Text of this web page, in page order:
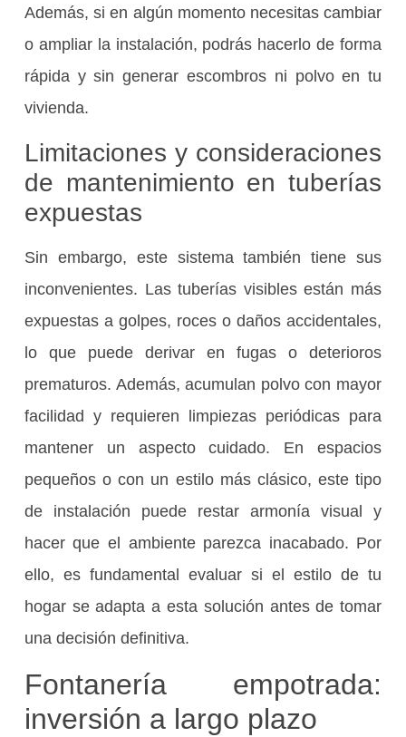
Además, si en algún momento necesitas cambiar
o ampliar la instalación, podrás hacerlo de forma
rápida y sin generar escombros ni polvo en tu
vivienda.
Limitaciones y consideraciones
de mantenimiento en tuberías
expuestas
Sin embargo, este sistema también tiene sus
inconvenientes. Las tuberías visibles están más
expuestas a golpes, roces o daños accidentales,
lo que puede derivar en fugas o deterioros
prematuros. Además, acumulan polvo con mayor
facilidad y requieren limpiezas periódicas para
mantener un aspecto cuidado. En espacios
pequeños o con un estilo más clásico, este tipo
de instalación puede restar armonía visual y
hacer que el ambiente parezca inacabado. Por
ello, es fundamental evaluar si el estilo de tu
hogar se adapta a esta solución antes de tomar
una decisión definitiva.
Fontanería empotrada:
inversión a largo plazo